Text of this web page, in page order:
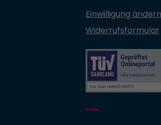
Einwilligung ändern
Widerrufsformular